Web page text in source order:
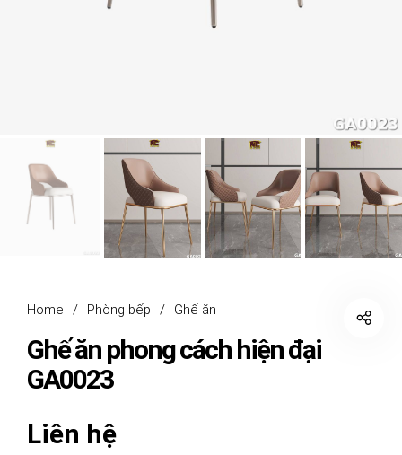
Home / Phòng bếp / Ghế ăn
Ghế ăn phong cách hiện đại
GA0023
Liên hệ